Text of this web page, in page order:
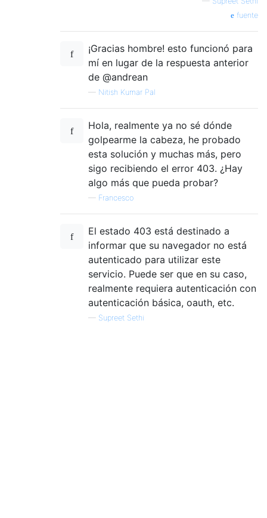
if __name__ == '__main__':
     getquote
( SECURITY_NAME
fuente
¡Gracias hombre! esto funcionó para
mí en lugar de la respuesta anterior
de @andrean
— Nitish Kumar Pal
Hola, realmente ya no sé dónde
golpearme la cabeza, he probado
esta solución y muchas más, pero
sigo recibiendo el error 403. ¿Hay
algo más que pueda probar?
— Francesco
El estado 403 está destinado a
informar que su navegador no está
autenticado para utilizar este
servicio. Puede ser que en su caso,
realmente requiera autenticación con
autenticación básica, oauth, etc.
— Supreet Sethi